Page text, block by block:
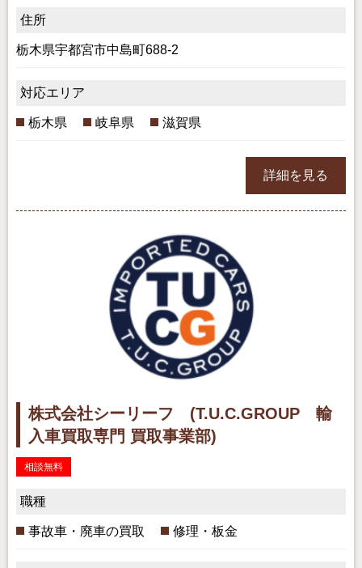
住所
栃木県宇都宮市中島町688-2
対応エリア
栃木県 岐阜県 滋賀県
詳細を見る
株式会社シーリーフ (T.U.C.GROUP 輸
入車買取専門 買取事業部)
相談無料
職種
事故車・廃車の買取 修理・板金